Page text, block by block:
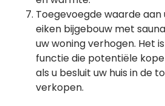
Toegevoegde waarde aan
eiken bijgebouw met
uw woning verhogen. Het
functie die potentiële
als u besluit uw huis in de
verkopen.